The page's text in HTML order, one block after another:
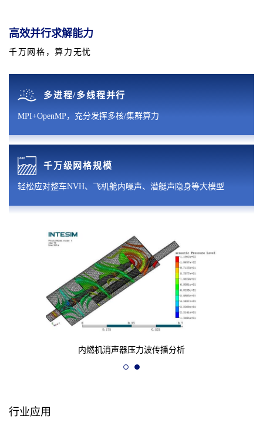
高效并行求解能力
千万网格，算力无忧
多进程/多线程并行
MPI+OpenMP，充分发挥多核/集群算力
千万级网格规模
轻松应对整车NVH、飞机舱内噪声、潜艇声隐身等大模型
内燃机消声器压力波传播分析
行业应用